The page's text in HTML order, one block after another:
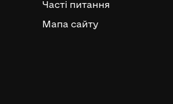
Часті питання
Мапа сайту